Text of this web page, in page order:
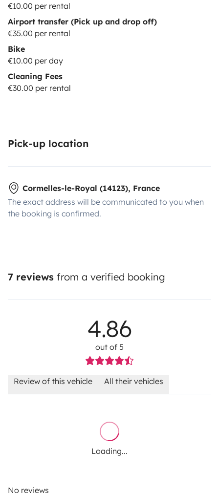
€10.00 per rental
Airport transfer (Pick up and drop off)
€35.00 per rental
Bike
€10.00 per day
Cleaning Fees
€30.00 per rental
Pick-up location
Cormelles-le-Royal (14123), France
The exact address will be communicated to you when
the booking is confirmed.
7 reviews from a verified booking
4.86
out of 5
Review of this vehicle All their vehicles
Loading...
No reviews